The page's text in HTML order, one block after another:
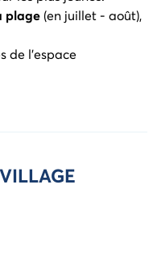
plage (en juillet - août),
de l'espace